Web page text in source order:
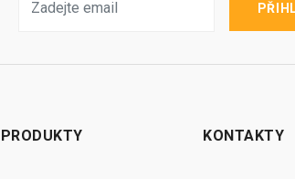
PRODUKTY KONTAKTY